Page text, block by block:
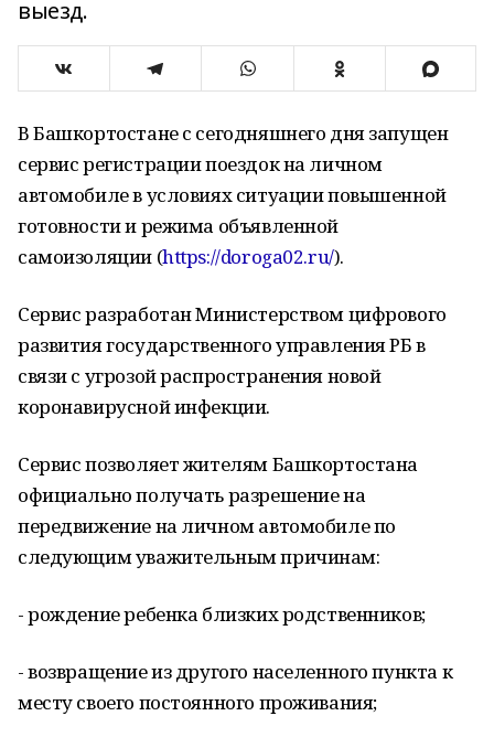
выезд.
В Башкортостане с сегодняшнего дня запущен
сервис регистрации поездок на личном
автомобиле в условиях ситуации повышенной
готовности и режима объявленной
самоизоляции (https://doroga02.ru/).
Сервис разработан Министерством цифрового
развития государственного управления РБ в
связи с угрозой распространения новой
коронавирусной инфекции.
Сервис позволяет жителям Башкортостана
официально получать разрешение на
передвижение на личном автомобиле по
следующим уважительным причинам:
- рождение ребенка близких родственников;
- возвращение из другого населенного пункта к
месту своего постоянного проживания;